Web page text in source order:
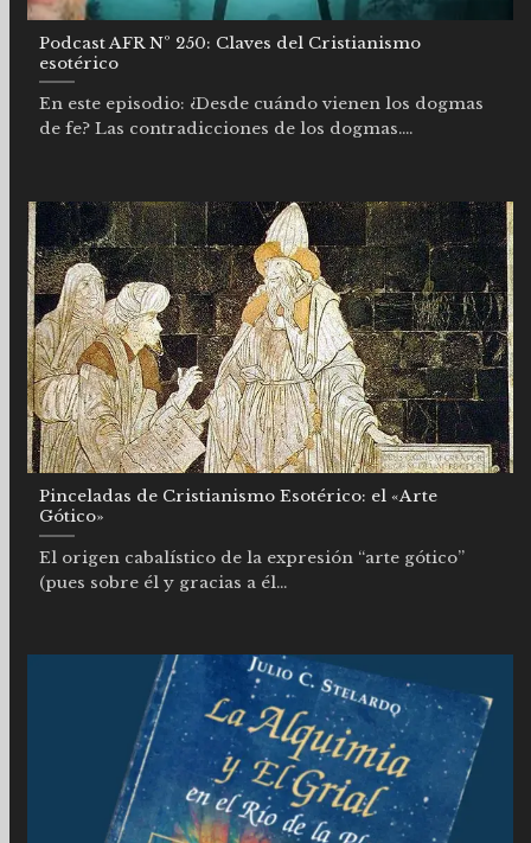
Podcast AFR Nº 250: Claves del Cristianismo
esotérico
En este episodio: ¿Desde cuándo vienen los dogmas
de fe? Las contradicciones de los dogmas....
Pinceladas de Cristianismo Esotérico: el «Arte
Gótico»
El origen cabalístico de la expresión “arte gótico”
(pues sobre él y gracias a él...